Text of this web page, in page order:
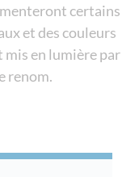
certains
et des couleurs
mis en lumière par
renom.